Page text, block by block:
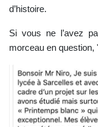
d’histoire.
Si vous ne l’avez
morceau en question,